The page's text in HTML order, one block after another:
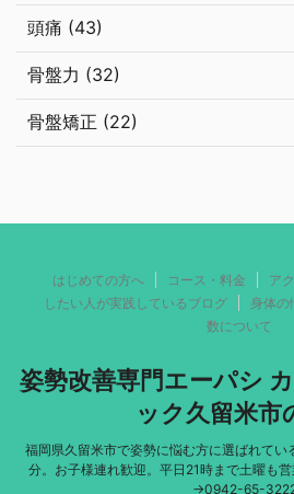
頭痛 (43)
骨盤力 (32)
骨盤矯正 (22)
はじめての方へ コース・料金 ア
したい人が実践しているブログ
身体の
数について
姿勢改善専門エーパシ
ック久留米市
福岡県久留米市で姿勢に悩む方に選ばれてい
分。お子様連れ歓迎。平日21時まで土曜も
→0942-65-